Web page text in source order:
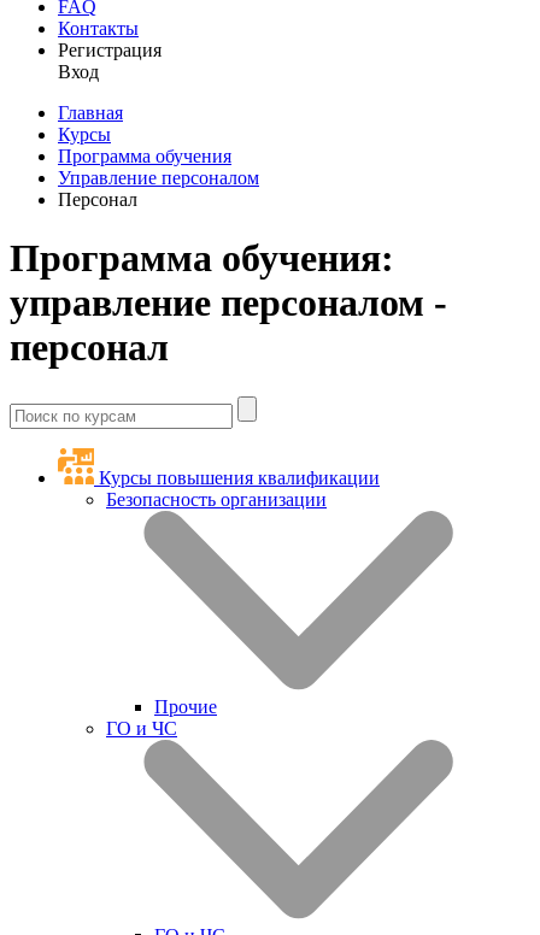
FAQ
Контакты
Регистрация
Вход
Главная
Курсы
Программа обучения
Управление персоналом
Персонал
Программа обучения:
управление персоналом -
персонал
Курсы повышения квалификации
Безопасность организации
Прочие
ГО и ЧС